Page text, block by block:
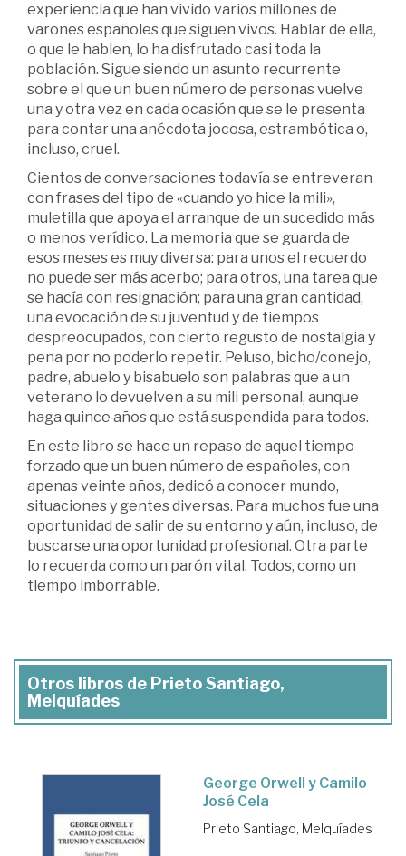
experiencia que han vivido varios millones de
varones españoles que siguen vivos. Hablar de ella,
o que le hablen, lo ha disfrutado casi toda la
población. Sigue siendo un asunto recurrente
sobre el que un buen número de personas vuelve
una y otra vez en cada ocasión que se le presenta
para contar una anécdota jocosa, estrambótica o,
incluso, cruel.
Cientos de conversaciones todavía se entreveran
con frases del tipo de «cuando yo hice la mili»,
muletilla que apoya el arranque de un sucedido más
o menos verídico. La memoria que se guarda de
esos meses es muy diversa: para unos el recuerdo
no puede ser más acerbo; para otros, una tarea que
se hacía con resignación; para una gran cantidad,
una evocación de su juventud y de tiempos
despreocupados, con cierto regusto de nostalgia y
pena por no poderlo repetir. Peluso, bicho/conejo,
padre, abuelo y bisabuelo son palabras que a un
veterano lo devuelven a su mili personal, aunque
haga quince años que está suspendida para todos.
En este libro se hace un repaso de aquel tiempo
forzado que un buen número de españoles, con
apenas veinte años, dedicó a conocer mundo,
situaciones y gentes diversas. Para muchos fue una
oportunidad de salir de su entorno y aún, incluso, de
buscarse una oportunidad profesional. Otra parte
lo recuerda como un parón vital. Todos, como un
tiempo imborrable.
Otros libros de Prieto Santiago,
Melquíades
George Orwell y Camilo
José Cela
Prieto Santiago, Melquíades